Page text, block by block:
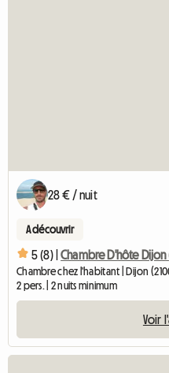
28 € / nuit
A découvrir
5 (8) | Chambre D'hôte Dijon
Chambre chez l'habitant | Dijon
2 pers. | 2 nuits minimum
Voir